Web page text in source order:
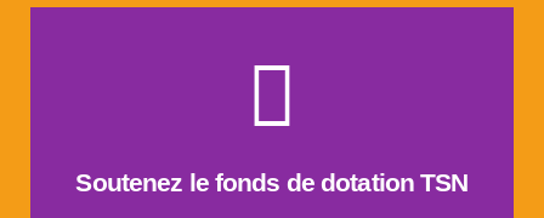
Soutenez le fonds de dotation TSN
aider la recherche contre le cancer du pancréas.